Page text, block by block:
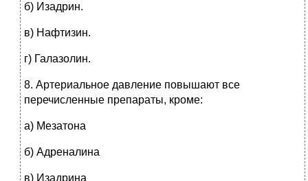
б) Изадрин.
в) Нафтизин.
г) Галазолин.
8. Артериальное давление повышают все
перечисленные препараты, кроме:
а) Мезатона
б) Адреналина
в) Изадрина